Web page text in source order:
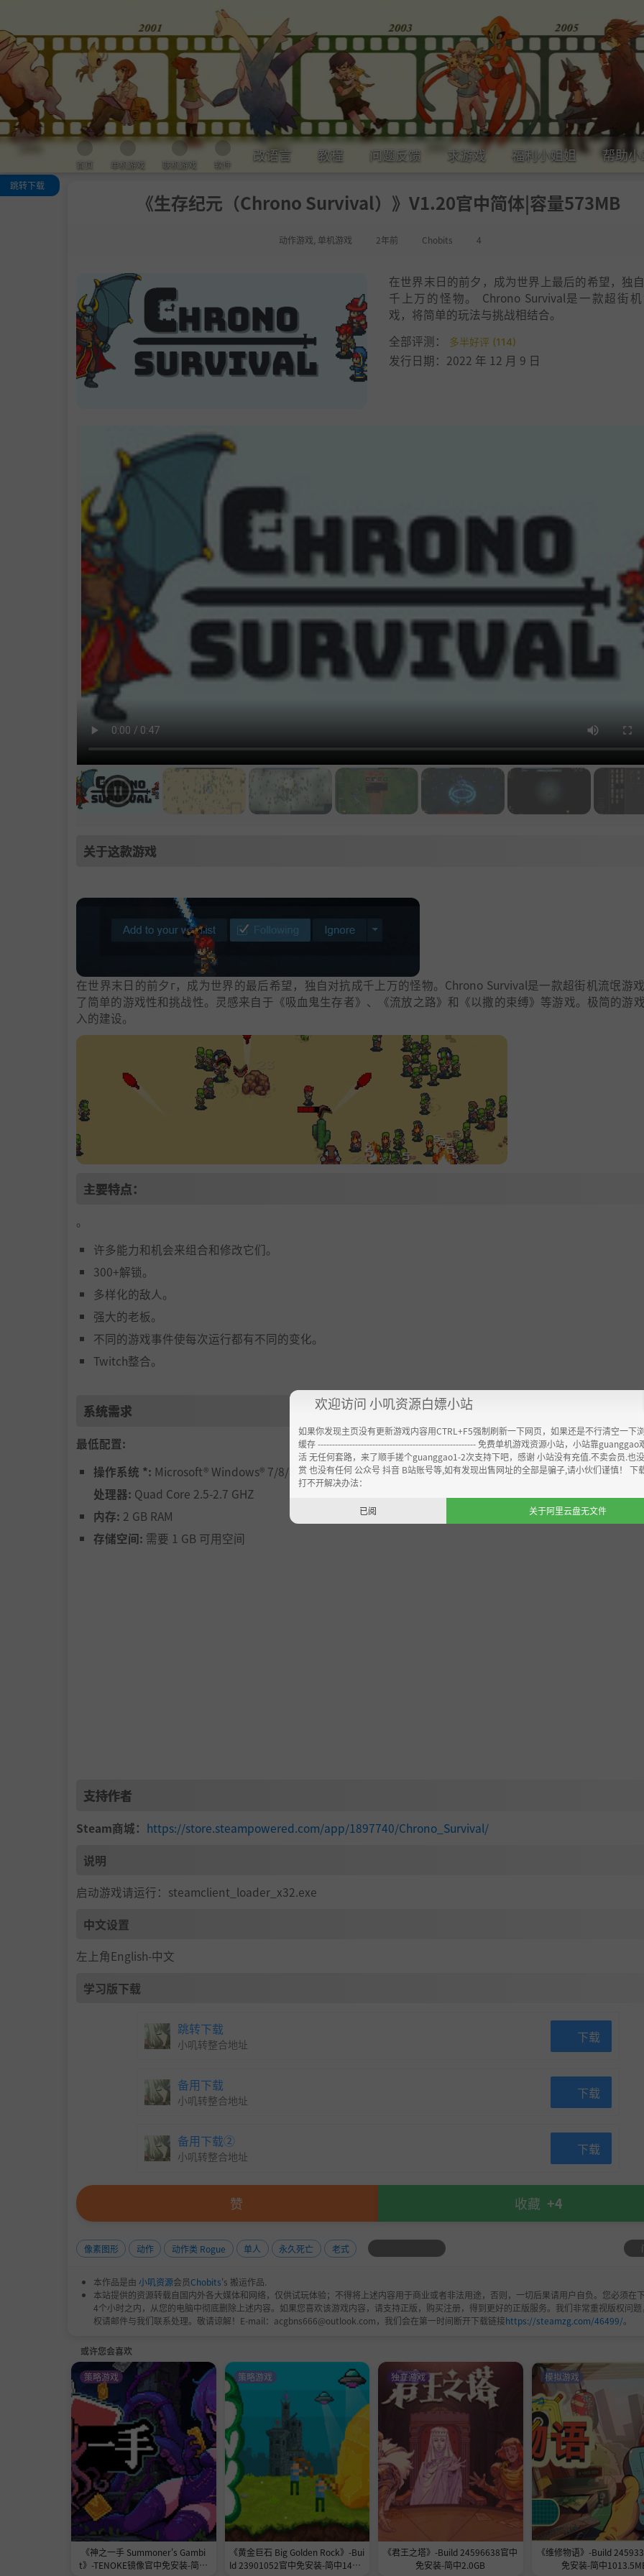
首页 单机游戏 联机游戏 软件
改语言 教程 问题反馈 求游戏 福利小姐姐 帮助
《生存纪元（Chrono Survival）》V1.20官中简体|容量573MB
动作游戏 单机游戏 2年前 Chobits 4
跳转下载
在世界末日的前夕，成为世界上最后的希望，独
千上万的怪物。 Chrono Survival是一款超街
戏，将简单的玩法与挑战相结合。
全部评测：
多半好评 (114)
发行日期：2022 年 12 月 9 日
关于这款游戏
在世界末日的前夕г，成为世界的最后希望，独自对抗成千上万的怪物。Chrono Survival是一款超街机流氓游
了简单的游戏性和挑战性。灵感来自于《吸血鬼生存者》、《流放之路》和《以撒的束缚》等游戏。极简的游
入的建设。
主要特点：
。
许多能力和机会来组合和修改它们。
300+解锁。
多样化的敌人。
强大的老板。
不同的游戏事件使每次运行都有不同的变化。
Twitch整合。
系统需求
最低配置:
操作系统 *: Microsoft® Windows® 7/8/8.1/10 (32bit/64bit)
处理器: Quad Core 2.5-2.7 GHZ
内存: 2 GB RAM
存储空间: 需要 1 GB 可用空间
支持作者
Steam商城： https://store.steampowered.com/app/1897740/Chrono_Survival/
说明
启动游戏请运行：steamclient_loader_x32.exe
中文设置
左上角English-中文
学习版下载
跳转下载
小叽转整合地址 下载
备用下载
小叽转整合地址 下载
备用下载②
小叽转整合地址 下载
赞 收藏 +4
像素图形 动作 动作类 Rogue 单人 永久死亡 老式
本作品是由 小叽资源会员Chobits's 搬运作品.
本站提供的资源转载自国内外各大媒体和网络，仅供试玩体验；不得将上述内容用于商业或者非法用途，否则，一切后果请用户自负。您必须在
4个小时之内，从您的电脑中彻底删除上述内容。如果您喜欢该游戏内容，请支持正版，购买注册，得到更好的正版服务。我们非常重视版权问
权请邮件与我们联系处理。敬请谅解！E-mail：acgbns666@outlook.com，我们会在第一时间断开下载链接https://steamzg.com/46499/。
或许您会喜欢
《神之一手 Summoner's Gambi
t》-TENOKE镜像官中免安装-简中
策略游戏
《黄金巨石 Big Golden Rock》-Bui
ld 23901052官中免安装-简中148.7
策略游戏
《君王之塔》-Build 24596638官中
免安装-简中2.0GB
独立游戏
《维修物语》-Build
免安装-简中
模拟游戏
欢迎访问 小叽资源白嫖小站
如果你发现主页没有更新游戏内容用CTRL+F5强制刷新一下网页，如果还是不行清空一下
缓存 ------------------------------------------------------- 免费单机游戏资源小站，小站靠guanggao
活 无任何套路，来了顺手搓个guanggao1-2次支持下吧，感谢 小站没有充值.不卖会员.也
赏 也没有任何 公众号 抖音 B站账号等,如有发现出售网址的全部是骗子,请小伙们谨慎！ 下
打不开解决办法：
已阅 关于阿里云盘无文件